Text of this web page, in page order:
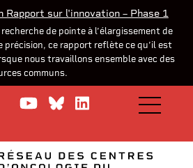
Rapport sur l'innovation – Phase 1
recherche de pointe à l’élargissement de
précision, ce rapport reflète ce qu’il est
nous travaillons ensemble avec des
communs.
Watch us on YouTube
Join theJoin us onOPEN